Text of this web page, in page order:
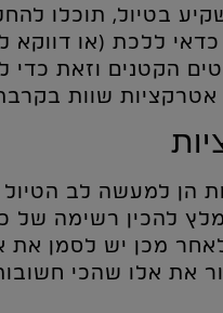
בטיול, תוכלו
ללכת (או דווקא
הקטנים וזאת כדי
שוות
הן למעשה לב הטיול
להכין רשימה של
לאחר מכן יש לסמן
את אלו שהכי